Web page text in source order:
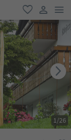
favoriti
user link
1/26